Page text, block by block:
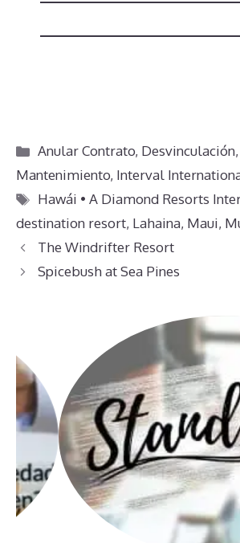
Categorías
Anular Contrato, Desvinculación,
Mantenimiento, Interval
Etiquetas
Hawái • A Diamond Resorts
destination resort, Lahaina, Maui,
The Windrifter Resort
Spicebush at Sea Pines